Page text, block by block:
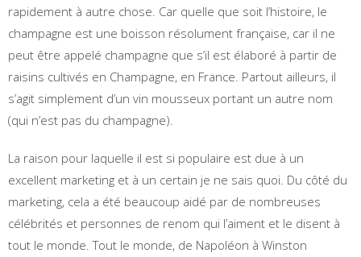
rapidement à autre chose. Car quelle que soit l’histoire, le
champagne est une boisson résolument française, car il ne
peut être appelé champagne que s’il est élaboré à partir de
raisins cultivés en Champagne, en France. Partout ailleurs, il
s’agit simplement d’un vin mousseux portant un autre nom
(qui n’est pas du champagne).
La raison pour laquelle il est si populaire est due à un
excellent marketing et à un certain je ne sais quoi. Du côté du
marketing, cela a été beaucoup aidé par de nombreuses
célébrités et personnes de renom qui l’aiment et le disent à
tout le monde. Tout le monde, de Napoléon à Winston